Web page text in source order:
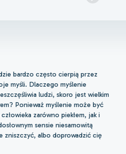
bardzo często cierpią przez
myśli. Dlaczego myślenie
ludzi, skoro jest wielkim
Ponieważ myślenie może być
zarówno piekłem, jak i
sensie niesamowitą
albo doprowadzić cię